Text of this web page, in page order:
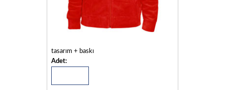
tasarım + baskı
Adet: